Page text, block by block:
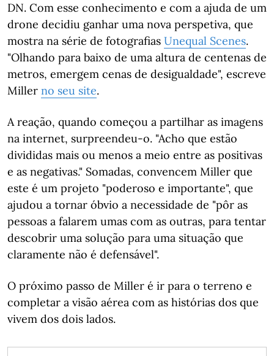
DN. Com esse conhecimento e com a ajuda de um
drone decidiu ganhar uma nova perspetiva, que
mostra na série de fotografias Unequal Scenes.
"Olhando para baixo de uma altura de centenas de
metros, emergem cenas de desigualdade", escreve
Miller no seu site.
A reação, quando começou a partilhar as imagens
na internet, surpreendeu-o. "Acho que estão
divididas mais ou menos a meio entre as positivas
e as negativas." Somadas, convencem Miller que
este é um projeto "poderoso e importante", que
ajudou a tornar óbvio a necessidade de "pôr as
pessoas a falarem umas com as outras, para tentar
descobrir uma solução para uma situação que
claramente não é defensável".
O próximo passo de Miller é ir para o terreno e
completar a visão aérea com as histórias dos que
vivem dos dois lados.